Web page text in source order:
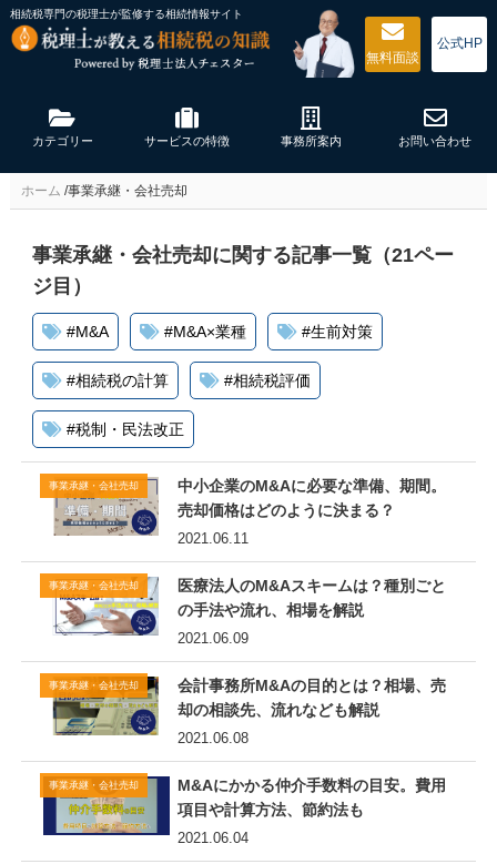
相続税専門の税理士が監修する相続情報サイト
無料面談
公式HP
カテゴリー サービスの特徴 事務所案内 お問い合わせ
ホーム /事業承継・会社売却
事業承継・会社売却に関する記事一覧（21ペー
ジ目）
#M&A #M&A×業種 #生前対策
#相続税の計算 #相続税評価
#税制・民法改正
事業承継・会社売却
2021.06.11
中小企業のM&Aに必要な準備、期間。
売却価格はどのように決まる？
事業承継・会社売却
2021.06.09
医療法人のM&Aスキームは？種別ごと
の手法や流れ、相場を解説
事業承継・会社売却
2021.06.08
会計事務所M&Aの目的とは？相場、売
却の相談先、流れなども解説
事業承継・会社売却
2021.06.04
M&Aにかかる仲介手数料の目安。費用
項目や計算方法、節約法も